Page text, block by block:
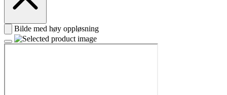
Bilde med høy oppløsning